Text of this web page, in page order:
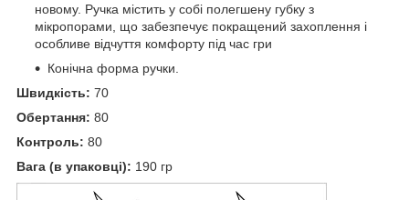
новому. Ручка містить у собі полегшену губку з
мікропорами, що забезпечує покращений захоплення і
особливе відчуття комфорту під час гри
Конічна форма ручки.
Швидкість: 70
Обертання: 80
Контроль: 80
Вага (в упаковці): 190 гр